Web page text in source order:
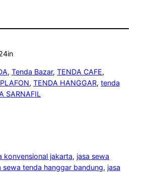
in
, Tenda Bazar, TENDA CAFE
, TENDA HANGGAR, tenda
SARNAFIL
konvensional jakarta, jasa sewa
sewa tenda hanggar bandung, jasa